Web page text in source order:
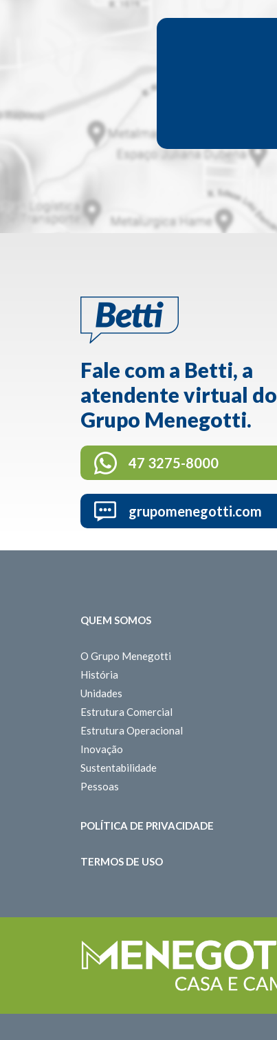
Fale com a Betti, a
atendente virtual do
Grupo Menegotti.
47 3275-8000
grupomenegotti.com
QUEM SOMOS
O Grupo Menegotti
História
Unidades
Estrutura Comercial
Estrutura Operacional
Inovação
Sustentabilidade
Pessoas
POLÍTICA DE PRIVACIDADE
TERMOS DE USO